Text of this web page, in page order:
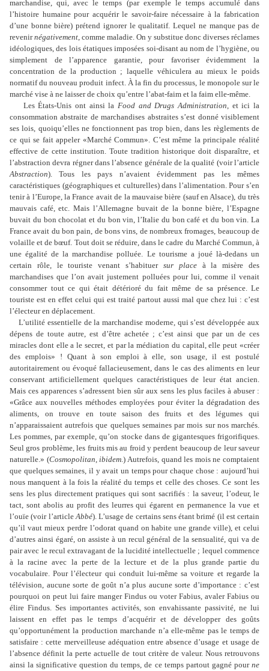
marchandise, qui, avec le temps (par exemple le temps accumulé dans
l’histoire humaine pour acquérir le savoir-faire nécessaire à la fabrication
d’une bonne bière) prétend ignorer le qualitatif. Lequel ne manque pas de
revenirnégativement, comme maladie. On y substitue donc diverses réclames
idéologiques, des lois étatiques imposées soi-disant au nom de l’hygiène, ou
simplement de l’apparence garantie, pour favoriser évidemment la
concentration de la production ; laquelle véhiculera au mieux le poids
normatif du nouveau produit infect. À la fin du processus, le monopole sur le
marché vise à ne laisser de choix qu’entre l’abat-faim et la faim elle-même.
Les États-Unis ont ainsi la Food and Drugs Administration, et ici la
consommation abstraite de marchandises abstraites s’est donné visiblement
ses lois, quoiqu’elles ne fonctionnent pas trop bien, dans les règlements de
ce qui se fait appeler «Marché Commun». C’est même la principale réalité
effective de cette institution. Toute tradition historique doit disparaître, et
l’abstraction devra régner dans l’absence générale de la qualité (voir l’article
Abstraction). Tous les pays n’avaient évidemment pas les mêmes
caractéristiques (géographiques et culturelles) dans l’alimentation. Pour s’en
tenir à l’Europe, la France avait de la mauvaise bière (sauf en Alsace), du très
mauvais café, etc. Mais l’Allemagne buvait de la bonne bière, l’Espagne
buvait du bon chocolat et du bon vin, l’Italie du bon café et du bon vin. La
France avait du bon pain, de bons vins, de nombreux fromages, beaucoup de
volaille et de bœuf. Tout doit se réduire, dans le cadre du Marché Commun, à
une égalité de la marchandise polluée. Le tourisme a joué là-dedans un
certain rôle, le touriste venant s’habituer sur placeà la misère des
marchandises que l’on avait justement polluées pour lui, comme il venait
consommer tout ce qui était détérioré du fait même de sa présence. Le
touriste est en effet celui qui est traité partout aussi mal que chez lui : c’est
l’électeur en déplacement.
L’utilité essentielle de la marchandise moderne, qui s’est développée aux
dépens de toute autre, est d’être achetée ; c’est ainsi que par un de ces
miracles dont elle a le secret, et par la médiation du capital, elle peut «créer
des emplois» ! Quant à son emploi à elle, son usage, il est postulé
autoritairement ou évoqué fallacieusement, dans le cas des aliments en leur
conservant artificiellement quelques caractéristiques de leur état ancien.
Mais ces apparences s’adressent bien sûr aux sens les plus faciles à abuser :
«Grâce aux nouvelles méthodes employées pour éviter la dégradation des
aliments, on trouve en toute saison des fruits et des légumes qui
n’apparaissaient autrefois que quelques semaines par mois sur nos marchés.
Les pommes, par exemple, qu’on stocke dans de gigantesques frigorifiques.
Seul gros problème, les fruits mis au froid y perdent beaucoup de leur saveur
naturelle.» (Cosmopolitan,ibidem.) Autrefois, quand les mois ne comptaient
que quelques semaines, il y avait un temps pour chaque chose : aujourd’hui
nous manquent à la fois la réalité du temps et celle des choses. Ce sont les
sens les plus directement pratiques qui sont sacrifiés : la saveur, l’odeur, le
tact, sont abolis au profit des leurres qui égarent en permanence la vue et
l’ouïe (voir l’articleAbbé). L’usage de certains sens étant brimé (il est certain
qu’il vaut mieux perdre l’odorat quand on habite une grande ville), et celui
d’autres ainsi égaré, on assiste à un recul général de la sensualité, qui va de
pair avec le recul extravagant de la lucidité intellectuelle ; lequel commence
à la racine avec la perte de la lecture et de la plus grande partie du
vocabulaire. Pour l’électeur qui conduit lui-même sa voiture et regarde la
télévision, aucune sorte de goût n’a plus aucune sorte d’importance : c’est
pourquoi on peut lui faire manger Findus ou voter Fabius, avaler Fabius ou
élire Findus. Ses importantes activités, son envahissante passivité, ne lui
laissent en effet pas le temps d’acquérir et de développer des goûts
qu’opportunément la production marchande n’a elle-même pas le temps de
satisfaire : cette merveilleuse adéquation entre absence d’usage et usage de
l’absence définit la perte actuelle de tout critère de valeur. Nous retrouvons
ainsi la significative question du temps, de ce temps partout gagné pour ne